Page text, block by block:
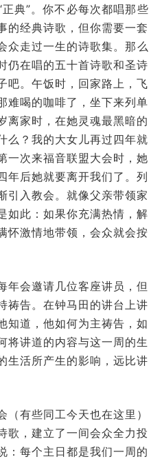
典”。你不必每次都唱那些
的经典诗歌，但你需要一套
众走过一生的诗歌集。那么
仍在唱的五十首诗歌和圣诗
吧。午饭时，回家路上，飞
难喝的咖啡了，坐下来列单
离家时，在她灵魂最黑暗的
么？我的大女儿再过四年就
一次来福音联盟大会时，她
年后她就要离开我们了。列
引入教会。就像父亲带领家
如此：如果你充满热情，解
怀激情地带领，会众就会按
年会邀请几位客座讲员，但
祷告。在钟马田的讲台上讲
知道，他如何为主祷告，如
将讲道的内容与这一周的生
生活所产生的影响，远比讲
有些同工今天也在这里）
歌，建立了一间会众全力投
：每个主日都是我们一周的